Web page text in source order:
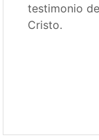
testimonio
Cristo.